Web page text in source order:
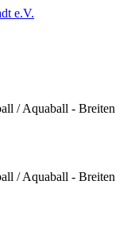
/ Aquaball - Breiten
/ Aquaball - Breiten